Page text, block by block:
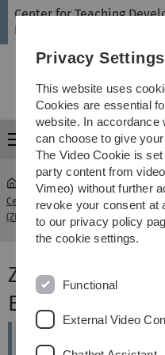
Center for Teaching
Education
Menu
Center for Teaching Development
(ZLE) - Teacher Education
Education
Aufgaben
Privacy Settings
This website uses
Cookies are essential
website. In accordance
can choose to give
The Video Cookie is
party content from
Vimeo) without further
revoke your consent at
to our privacy policy
the cookie settings.
Functional
External Video